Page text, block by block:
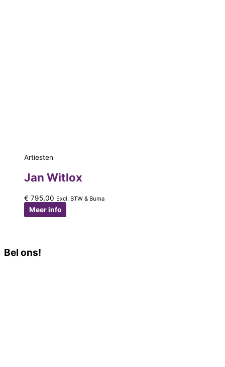
Artiesten
Jan Witlox
€ 795,00 Excl. BTW & Buma
Meer info
Bel ons!